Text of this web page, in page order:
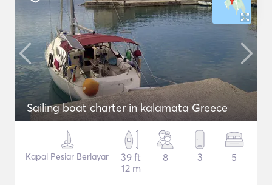
Sailing boat charter in kalamata Greece
Kapal Pesiar Berlayar
39 ft
12 m
8 3 5